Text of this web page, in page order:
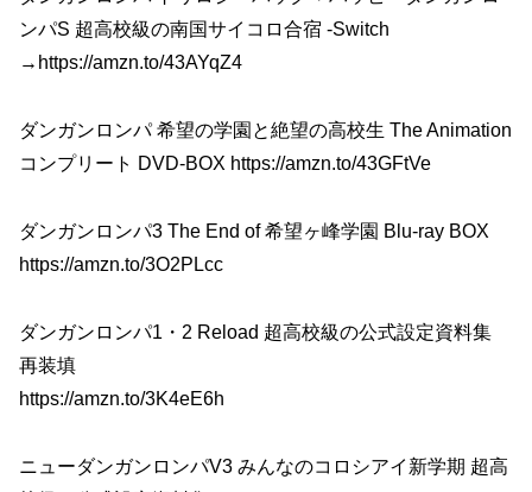
ンパS 超高校級の南国サイコロ合宿 -Switch
→https://amzn.to/43AYqZ4
ダンガンロンパ 希望の学園と絶望の高校生 The Animation
コンプリート DVD-BOX https://amzn.to/43GFtVe
ダンガンロンパ3 The End of 希望ヶ峰学園 Blu-ray BOX
https://amzn.to/3O2PLcc
ダンガンロンパ1・2 Reload 超高校級の公式設定資料集
再装填
https://amzn.to/3K4eE6h
ニューダンガンロンパV3 みんなのコロシアイ新学期 超高